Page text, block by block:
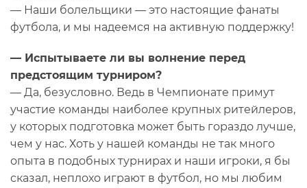
— Наши болельщики — это настоящие фанаты
футбола, и мы надеемся на активную поддержку!
— Испытываете ли вы волнение перед
предстоящим турниром?
— Да, безусловно. Ведь в Чемпионате примут
участие команды наиболее крупных ритейлеров,
у которых подготовка может быть гораздо лучше,
чем у нас. Хоть у нашей команды не так много
опыта в подобных турнирах и наши игроки, я бы
сказал, неплохо играют в футбол, но мы любим